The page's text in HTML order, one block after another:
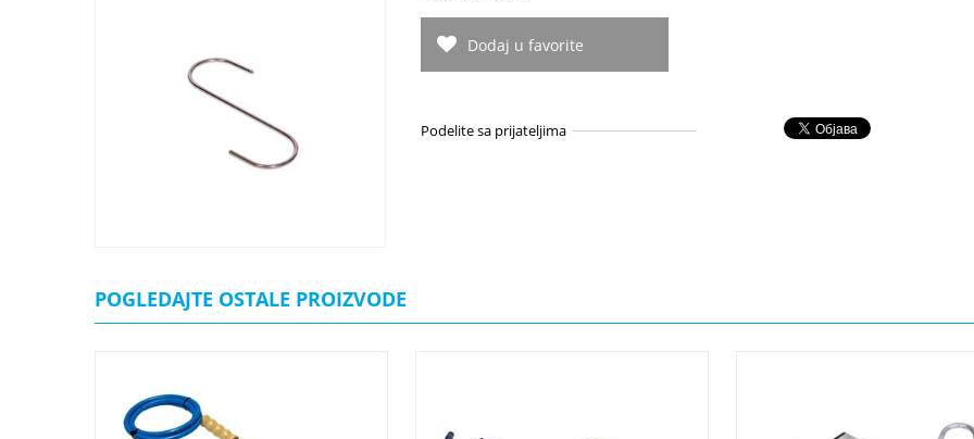
Dodaj u favorite
Podelite sa prijateljima
POGLEDAJTE OSTALE PROIZVODE